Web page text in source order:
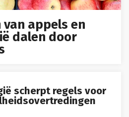
appels en
dalen door
scherpt regels voor